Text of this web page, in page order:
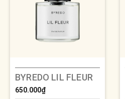
BYREDO LIL FLEUR
650.000₫